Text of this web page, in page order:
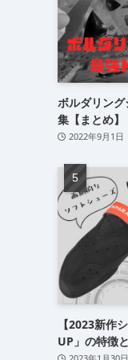
ボルダリン
集【まとめ】
2022年9月1日
【2023新作
UP」の特徴